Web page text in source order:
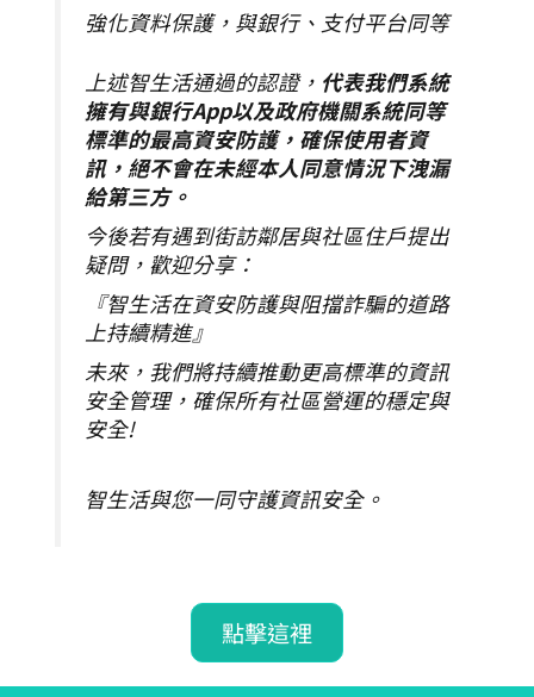
強化資料保護，與銀行、支付平台同等
上述智生活通過的認證， 代表我們系統
擁有與銀行App以及政府機關系統同等
標準的最高資安防護，確保使用者資
訊，絕不會在未經本人同意情況下洩漏
給第三方。
今後若有遇到街訪鄰居與社區住戶提出
疑問，歡迎分享：
『智生活在資安防護與阻擋詐騙的道路
上持續精進』
未來，我們將持續推動更高標準的資訊
安全管理，確保所有社區營運的穩定與
安全!
智生活與您一同守護資訊安全。
點擊這裡